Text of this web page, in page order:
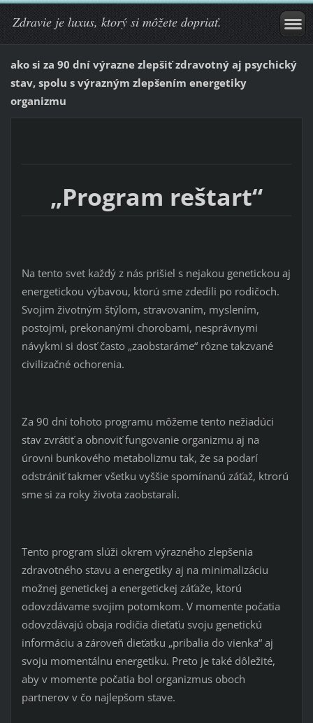
Zdravie je luxus, ktorý si môžete dopriať.
ako si za 90 dní výrazne zlepšiť zdravotný aj psychický
stav, spolu s výrazným zlepšením energetiky
organizmu
„Program reštart“
Na tento svet každý z nás prišiel s nejakou genetickou aj
energetickou výbavou, ktorú sme zdedili po rodičoch.
Svojim životným štýlom, stravovaním, myslením,
postojmi, prekonanými chorobami, nesprávnymi
návykmi si dosť často „zaobstaráme“ rôzne takzvané
civilizačné ochorenia.
Za 90 dní tohoto programu môžeme tento nežiadúci
stav zvrátiť a obnoviť fungovanie organizmu aj na
úrovni bunkového metabolizmu tak, že sa podarí
odstrániť takmer všetku vyššie spomínanú záťaž, ktrorú
sme si za roky života zaobstarali.
Tento program slúži okrem výrazného zlepšenia
zdravotného stavu a energetiky aj na minimalizáciu
možnej genetickej a energetickej záťaže, ktorú
odovzdávame svojim potomkom. V momente počatia
odovzdávajú obaja rodičia dieťaťu svoju genetickú
informáciu a zároveň dieťatku „pribalia do vienka“ aj
svoju momentálnu energetiku. Preto je také dôležité,
aby v momente počatia bol organizmus oboch
partnerov v čo najlepšom stave.